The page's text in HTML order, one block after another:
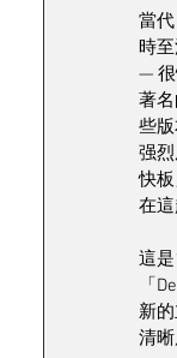
當
時
— 很
著
些
强
快
在
這
「
新
清